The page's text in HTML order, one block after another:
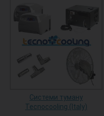
Системи туману
Tecnocooling (Italy)